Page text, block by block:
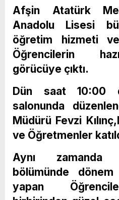
Afşin Atatürk
Anadolu Lisesi
öğretim hizmeti
Öğrencilerin
görücüye çıktı.
Dün saat 10:00
salonunda
Müdürü Fevzi
ve Öğretmenler
Aynı zamanda
bölümünde
yapan